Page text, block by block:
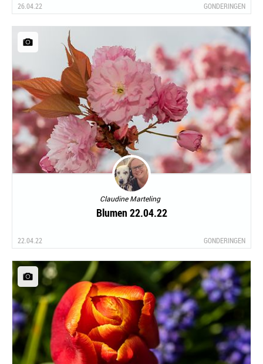
26.04.22 GONDERINGEN
Claudine Marteling
Blumen 22.04.22
22.04.22 GONDERINGEN